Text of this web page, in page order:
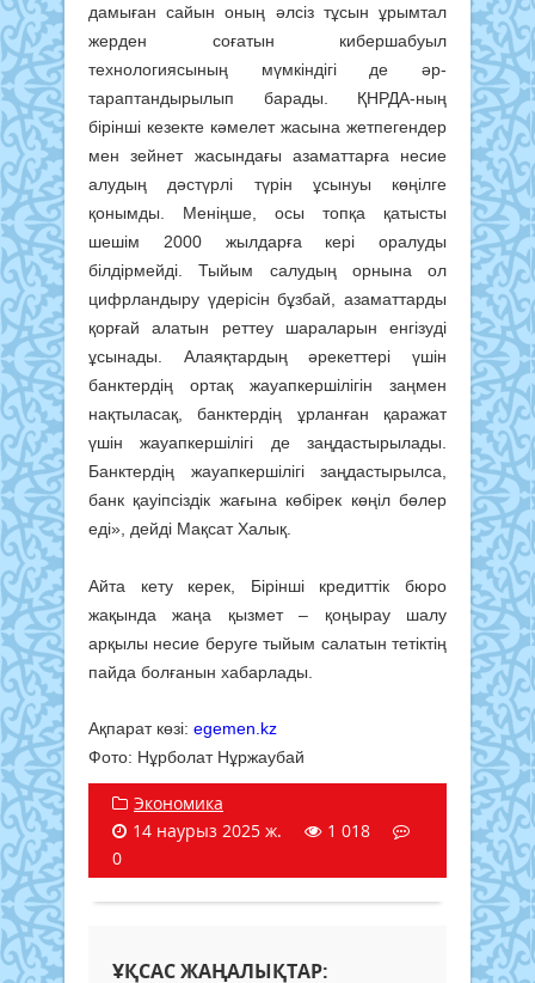
дамыған сайын оның әлсіз тұсын ұрымтал
жерден соғатын кибершабуыл
технологиясының мүмкіндігі де әр­
тараптандырылып барады. ҚНРДА-ның
бірінші кезекте кәмелет жасына жетпегендер
мен зейнет жасындағы азаматтарға несие
алудың дәстүрлі түрін ұсынуы көңілге
қонымды. Меніңше, осы топқа қатысты
шешім 2000 жылдарға кері оралуды
білдірмейді. Тыйым салудың орнына ол
цифр­ландыру үдерісін бұзбай, азаматтарды
қорғай алатын реттеу шараларын енгізуді
ұсынады. Алаяқтардың әрекеттері үшін
банктердің ортақ жауапкершілігін заңмен
нақтыласақ, банктердің ұрланған қаражат
үшін жауапкершілігі де заң­дас­тырылады.
Банктердің жауапкершілігі заңдас­тырылса,
банк қауіпсіздік жағына көбірек көңіл бөлер
еді», дейді Мақсат Халық.
Айта кету керек, Бірінші кредиттік бюро
жақын­да жаңа қызмет – қоңырау шалу
арқылы несие беруге тыйым салатын тетіктің
пайда болғанын хабарлады.
Ақпарат көзі: egemen.kz
Фото: Нұрболат Нұржаубай
Экономика
14 наурыз 2025 ж.
1 018
0
ҰҚСАС ЖАҢАЛЫҚТАР: